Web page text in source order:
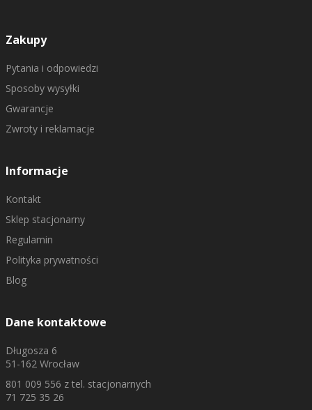
Zakupy
Pytania i odpowiedzi
Sposoby wysyłki
Gwarancje
Zwroty i reklamacje
Informacje
Kontakt
Sklep stacjonarny
Regulamin
Polityka prywatności
Blog
Dane kontaktowe
Długosza 6
51-162 Wrocław
801 009 556 z tel. stacjonarnych
71 725 35 26